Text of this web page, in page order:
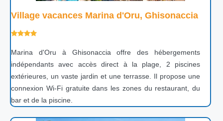
Village vacances Marina d'Oru, Ghisonaccia
Marina d'Oru à Ghisonaccia offre des hébergements
indépendants avec accès direct à la plage, 2 piscines
extérieures, un vaste jardin et une terrasse. Il propose une
connexion Wi-Fi gratuite dans les zones du restaurant, du
bar et de la piscine.